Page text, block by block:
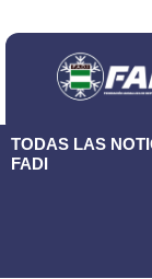
TODAS LAS
FADI